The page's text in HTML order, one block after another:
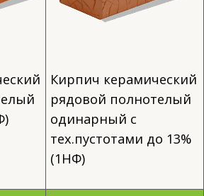
тех.пустотами до 13%